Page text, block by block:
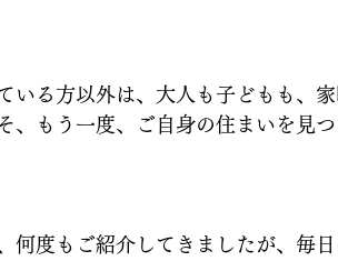
いる方以外は、大人も子どもも、
、もう一度、ご自身の住まいを見
何度もご紹介してきましたが、毎